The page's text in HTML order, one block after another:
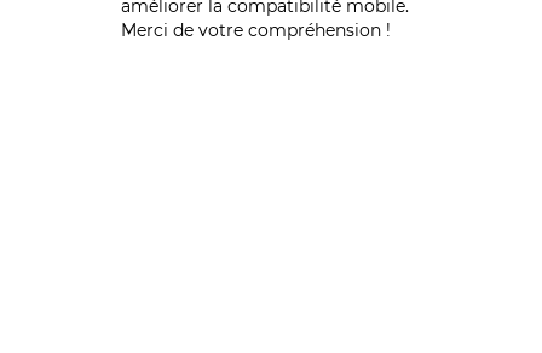
améliorer la compatibilité mobile.
Merci de votre compréhension !